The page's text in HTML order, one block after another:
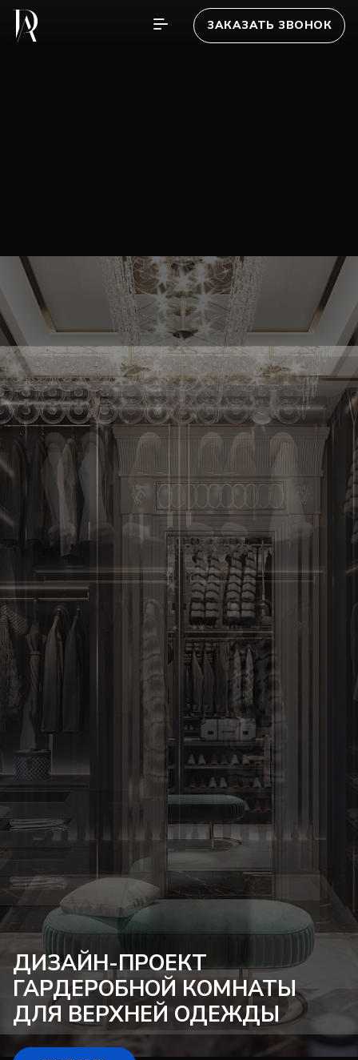
ЗАКАЗАТЬ ЗВОНОК
ДИЗАЙН-ПРОЕКТ
ГАРДЕРОБНОЙ КОМНАТЫ
ДЛЯ ВЕРХНЕЙ ОДЕЖДЫ